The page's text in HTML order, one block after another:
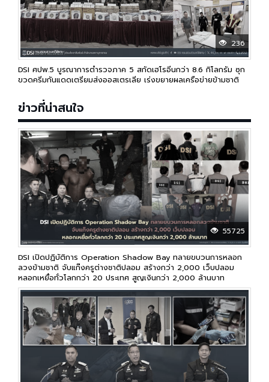
236
DSI ศปพ.5 บูรณาการตำรวจภาค 5 สกัดเฮโรอีนกว่า 8.6 กิโลกรัม ซุก
ขวดครีมกันแดดเตรียมส่งออสเตรเลีย เร่งขยายผลเครือข่ายข้ามชาติ
ข่าวที่น่าสนใจ
55725
DSI เปิดปฏิบัติการ Operation Shadow Bay ทลายขบวนการหลอก
ลวงข้ามชาติ จับแก๊งครูต่างชาติปลอม สร้างกว่า 2,000 เว็บปลอม
หลอกเหยื่อทั่วโลกกว่า 20 ประเทศ สูญเงินกว่า 2,000 ล้านบาท